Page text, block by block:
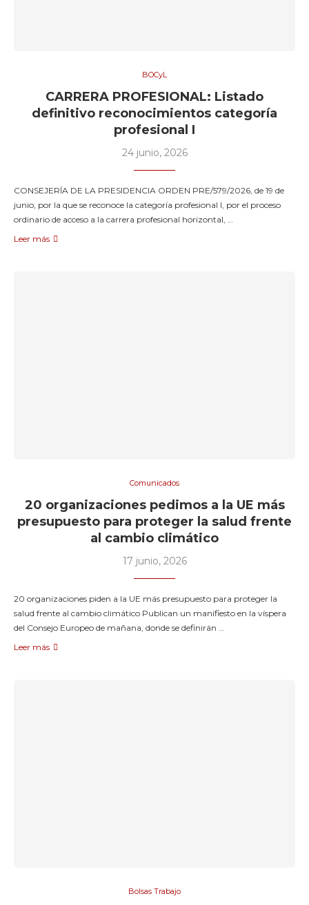
BOCyL
CARRERA PROFESIONAL: Listado
definitivo reconocimientos categoría
profesional I
24 junio, 2026
CONSEJERÍA DE LA PRESIDENCIA ORDEN PRE/579/2026, de 19 de
junio, por la que se reconoce la categoría profesional I, por el proceso
ordinario de acceso a la carrera profesional horizontal, …
Leer más
Comunicados
20 organizaciones pedimos a la UE más
presupuesto para proteger la salud frente
al cambio climático
17 junio, 2026
20 organizaciones piden a la UE más presupuesto para proteger la
salud frente al cambio climático Publican un manifiesto en la víspera
del Consejo Europeo de mañana, donde se definirán …
Leer más
Bolsas Trabajo